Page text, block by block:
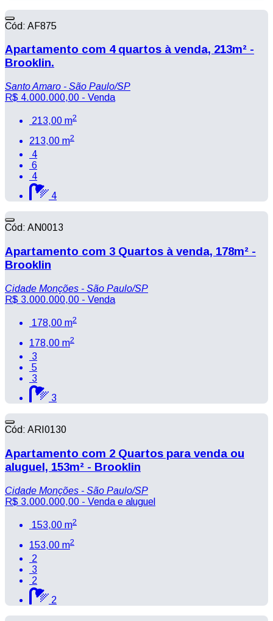
Cód: AF875
Apartamento com 4 quartos à venda, 213m² -
Brooklin.
Santo Amaro - São Paulo/SP
R$ 4.000.000,00 - Venda
213,00 m2
213,00 m2
4
6
4
4
Cód: AN0013
Apartamento com 3 Quartos à venda, 178m² -
Brooklin
Cidade Monções - São Paulo/SP
R$ 3.000.000,00 - Venda
178,00 m2
178,00 m2
3
5
3
3
Cód: ARI0130
Apartamento com 2 Quartos para venda ou
aluguel, 153m² - Brooklin
Cidade Monções - São Paulo/SP
R$ 3.000.000,00 - Venda e aluguel
153,00 m2
153,00 m2
2
3
2
2